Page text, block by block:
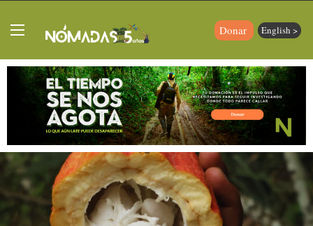
Donar English >